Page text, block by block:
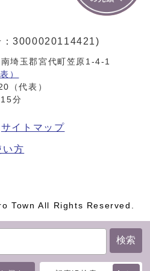
検索
：3000020114421)
埼玉郡宮代町笠原1-4-1
）
（代表）
分
サイトマップ
い方
Town All Rights Reserved.